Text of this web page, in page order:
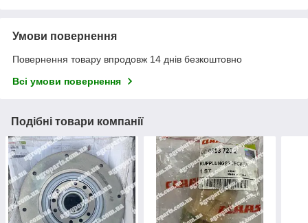
Умови повернення
Повернення товару впродовж 14 днів безкоштовно
Всі умови повернення
Подібні товари компанії